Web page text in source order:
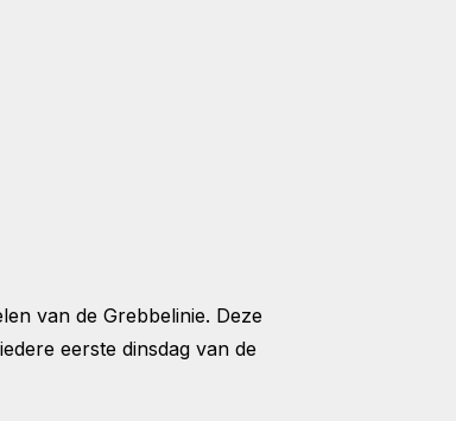
van de Grebbelinie. Deze
eerste dinsdag van de